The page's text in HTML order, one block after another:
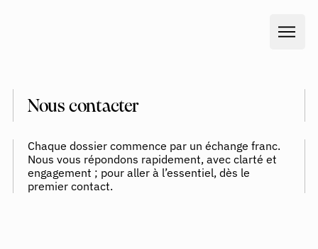
Nous contacter
Chaque dossier commence par un échange franc.
Nous vous répondons rapidement, avec clarté et
engagement ; pour aller à l’essentiel, dès le
premier contact.